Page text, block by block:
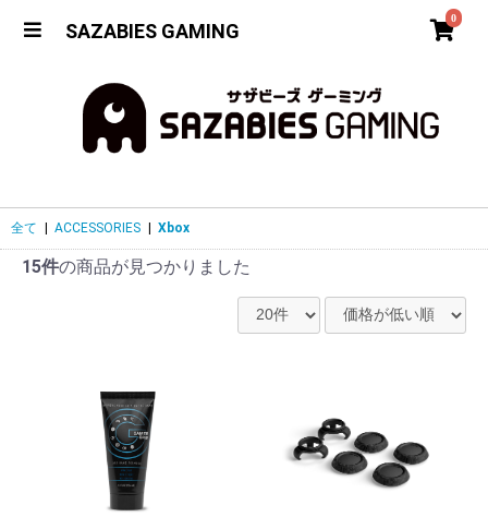
SAZABIES GAMING
0
全て ACCESSORIES Xbox
15件の商品が見つかりました